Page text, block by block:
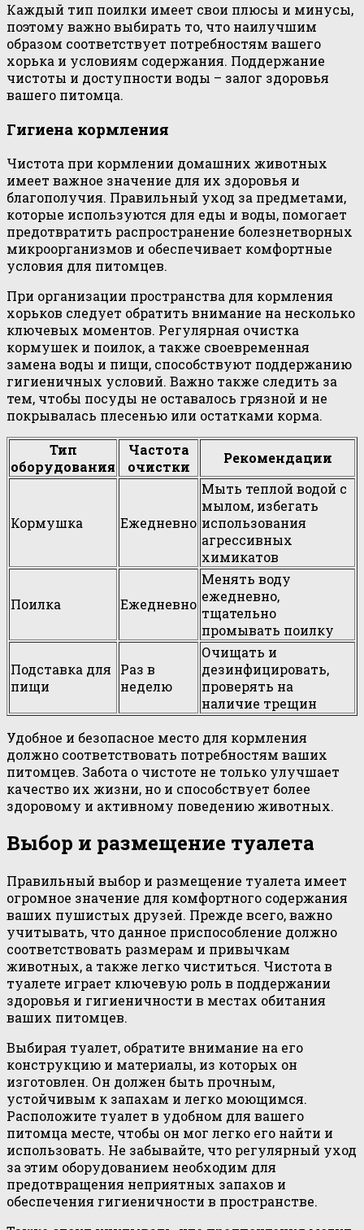
Каждый тип поилки имеет свои плюсы и минусы,
поэтому важно выбирать то, что наилучшим
образом соответствует потребностям вашего
хорька и условиям содержания. Поддержание
чистоты и доступности воды – залог здоровья
вашего питомца.
Гигиена кормления
Чистота при кормлении домашних животных
имеет важное значение для их здоровья и
благополучия. Правильный уход за предметами,
которые используются для еды и воды, помогает
предотвратить распространение болезнетворных
микроорганизмов и обеспечивает комфортные
условия для питомцев.
При организации пространства для кормления
хорьков следует обратить внимание на несколько
ключевых моментов. Регулярная очистка
кормушек и поилок, а также своевременная
замена воды и пищи, способствуют поддержанию
гигиеничных условий. Важно также следить за
тем, чтобы посуды не оставалось грязной и не
покрывалась плесенью или остатками корма.
Тип
оборудования
Частота
очистки
Рекомендации
Кормушка Ежедневно
Мыть теплой водой с
мылом, избегать
использования
агрессивных
химикатов
Поилка Ежедневно
Менять воду
ежедневно,
тщательно
промывать поилку
Подставка для
пищи
Раз в
неделю
Очищать и
дезинфицировать,
проверять на
наличие трещин
Удобное и безопасное место для кормления
должно соответствовать потребностям ваших
питомцев. Забота о чистоте не только улучшает
качество их жизни, но и способствует более
здоровому и активному поведению животных.
Выбор и размещение туалета
Правильный выбор и размещение туалета имеет
огромное значение для комфортного содержания
ваших пушистых друзей. Прежде всего, важно
учитывать, что данное приспособление должно
соответствовать размерам и привычкам
животных, а также легко чиститься. Чистота в
туалете играет ключевую роль в поддержании
здоровья и гигиеничности в местах обитания
ваших питомцев.
Выбирая туалет, обратите внимание на его
конструкцию и материалы, из которых он
изготовлен. Он должен быть прочным,
устойчивым к запахам и легко моющимся.
Расположите туалет в удобном для вашего
питомца месте, чтобы он мог легко его найти и
использовать. Не забывайте, что регулярный уход
за этим оборудованием необходим для
предотвращения неприятных запахов и
обеспечения гигиеничности в пространстве.